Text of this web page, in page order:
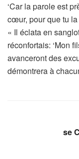
‘Car la parole est
cœur, pour que tu
« Il éclata en
réconfortais: ‘Mon
avanceront des
démontrera à
se